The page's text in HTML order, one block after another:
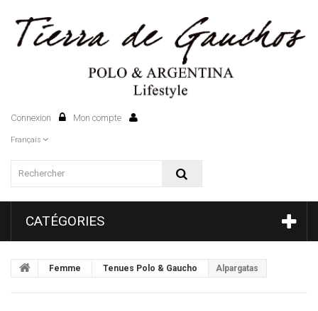
Connexion Mon compte
Français
CATÉGORIES
Femme Tenues Polo & Gaucho Alpargatas